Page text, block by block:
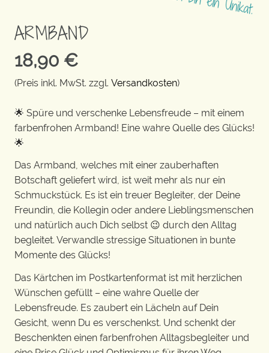
ARMBAND
18,90 €
(Preis inkl. MwSt. zzgl. Versandkosten)
🌟 Spüre und verschenke Lebensfreude – mit einem
farbenfrohen Armband! Eine wahre Quelle des Glücks!
🌟
Das Armband, welches mit einer zauberhaften
Botschaft geliefert wird, ist weit mehr als nur ein
Schmuckstück. Es ist ein treuer Begleiter, der Deine
Freundin, die Kollegin oder andere Lieblingsmenschen
und natürlich auch Dich selbst 😉 durch den Alltag
begleitet. Verwandle stressige Situationen in bunte
Momente des Glücks!
Das Kärtchen im Postkartenformat ist mit herzlichen
Wünschen gefüllt – eine wahre Quelle der
Lebensfreude. Es zaubert ein Lächeln auf Dein
Gesicht, wenn Du es verschenkst. Und schenkt der
Beschenkten einen farbenfrohen Alltagsbegleiter und